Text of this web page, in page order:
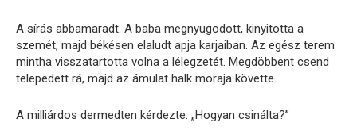
A sírás abbamaradt. A baba megnyugodott, kinyitotta a
szemét, majd békésen elaludt apja karjaiban. Az egész terem
mintha visszatartotta volna a lélegzetét. Megdöbbent csend
telepedett rá, majd az ámulat halk moraja követte.
A milliárdos dermedten kérdezte: „Hogyan csinálta?”